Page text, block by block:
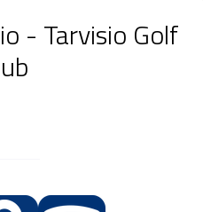
- Tarvisio Golf